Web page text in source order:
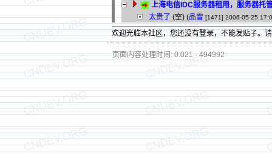
上海电信IDC服务器租用，服务器托
太贵了 (空) (品雪 [1471] 2006-05-25
欢迎光临本社区，您还没有登录，不能发贴子。
页面内容处理时间: 0.021 - 494992